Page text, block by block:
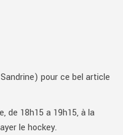
pour ce bel article
de 18h15 a 19h15, à la
le hockey.